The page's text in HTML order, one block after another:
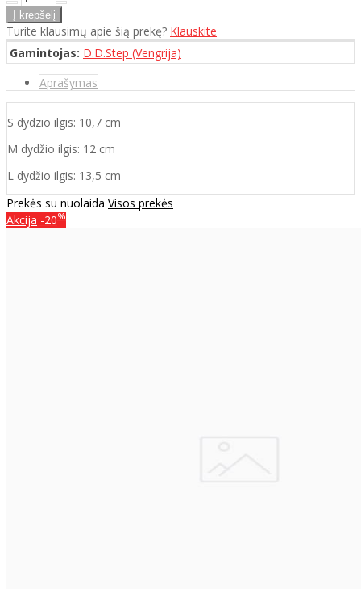
Turite klausimų apie šią prekę? Klauskite
Gamintojas: D.D.Step (Vengrija)
Aprašymas
S dydzio ilgis: 10,7 cm
M dydžio ilgis: 12 cm
L dydžio ilgis: 13,5 cm
Prekės su nuolaida Visos prekės
Akcija -20%